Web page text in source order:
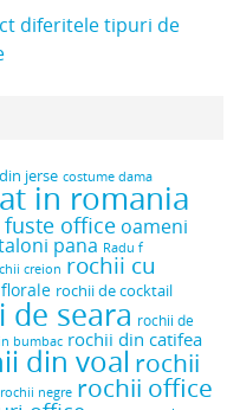
diferitele tipuri de
jerse costume dama
in romania
fuste office oameni
pana Radu f
creion rochii cu
rochii de cocktail
de seara rochii de
bumbac rochii din catifea
din voal rochii
rochii negre rochii office